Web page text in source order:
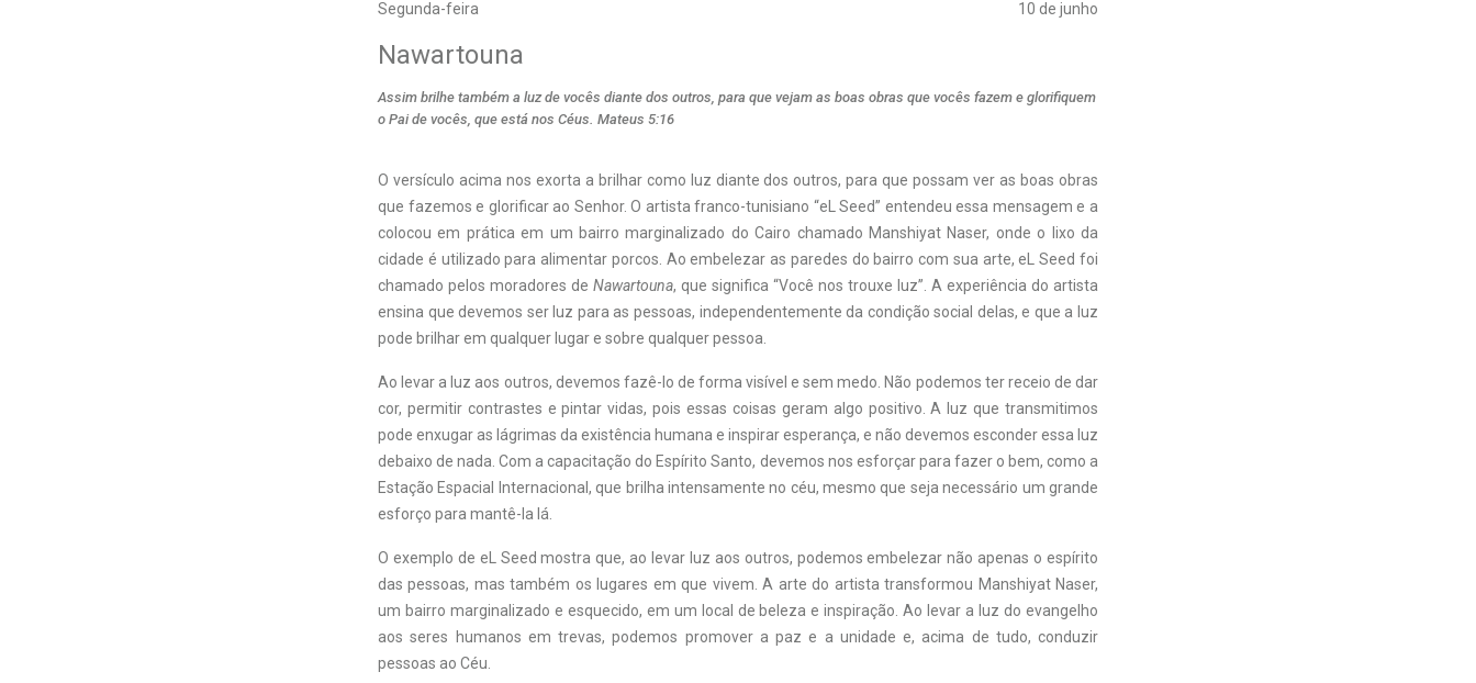
Segunda-feira 10 de junho
Nawartouna
Assim brilhe também a luz de vocês diante dos outros, para que vejam as boas obras que vocês fazem e glorifiquem
o Pai de vocês, que está nos Céus. Mateus 5:16
O versículo acima nos exorta a brilhar como luz diante dos outros, para que possam ver as boas obras
que fazemos e glorificar ao Senhor. O artista franco-tunisiano “eL Seed” entendeu essa mensagem e a
colocou em prática em um bairro marginalizado do Cairo chamado Manshiyat Naser, onde o lixo da
cidade é utilizado para alimentar porcos. Ao embelezar as paredes do bairro com sua arte, eL Seed foi
chamado pelos moradores de Nawartouna, que significa “Você nos trouxe luz”. A experiência do artista
ensina que devemos ser luz para as pessoas, independentemente da condição social delas, e que a luz
pode brilhar em qualquer lugar e sobre qualquer pessoa.
Ao levar a luz aos outros, devemos fazê-lo de forma visível e sem medo. Não podemos ter receio de dar
cor, permitir contrastes e pintar vidas, pois essas coisas geram algo positivo. A luz que transmitimos
pode enxugar as lágrimas da existência humana e inspirar esperança, e não devemos esconder essa luz
debaixo de nada. Com a capacitação do Espírito Santo, devemos nos esforçar para fazer o bem, como a
Estação Espacial Internacional, que brilha intensamente no céu, mesmo que seja necessário um grande
esforço para mantê-la lá.
O exemplo de eL Seed mostra que, ao levar luz aos outros, podemos embelezar não apenas o espírito
das pessoas, mas também os lugares em que vivem. A arte do artista transformou Manshiyat Naser,
um bairro marginalizado e esquecido, em um local de beleza e inspiração. Ao levar a luz do evangelho
aos seres humanos em trevas, podemos promover a paz e a unidade e, acima de tudo, conduzir
pessoas ao Céu.